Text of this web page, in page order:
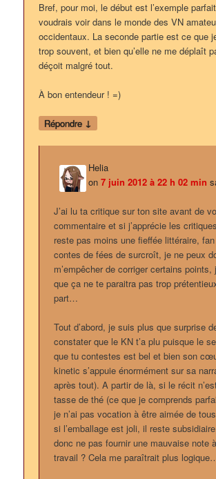
Bref, pour moi, le début est l’exemple
voudrais voir dans le monde des VN
occidentaux. La seconde partie est ce que
trop souvent, et bien qu’elle ne me déplaît
déçoit malgré tout.
À bon entendeur ! =)
Répondre ↓
Helia
on7 juin 2012 à 22 h 02 min
J’ai lu ta critique sur ton site avant de
commentaire et si j’apprécie les
reste pas moins une fieffée littéraire,
contes de fées de surcroît, je ne peux
m’empêcher de corriger certains points,
que ça ne te paraitra pas trop
part…
Tout d’abord, je suis plus que surprise
constater que le KN t’a plu puisque le
que tu contestes est bel et bien son
kinetic s’appuie énormément sur sa
après tout). A partir de là, si le récit
tasse de thé (ce que je comprends
je n’ai pas vocation à être aimée de
si l’emballage est joli, il reste
donc ne pas fournir une mauvaise note
travail ? Cela me paraîtrait plus